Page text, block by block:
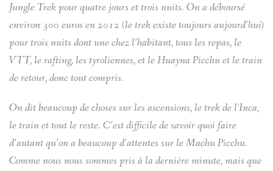
Jungle Trek pour quatre jours et trois nuits. On a déboursé
environ 300 euros en 2012 (le trek existe toujours aujourd’hui)
pour trois nuits dont une chez l’habitant, tous les repas, le
VTT, le rafting, les tyroliennes, et le Huayna Picchu et le train
de retour, donc tout compris.
On dit beaucoup de choses sur les ascensions, le trek de l’Inca,
le train et tout le reste. C’est difficile de savoir quoi faire
d’autant qu’on a beaucoup d’attentes sur le Machu Picchu.
Comme nous nous sommes pris à la dernière minute, mais que